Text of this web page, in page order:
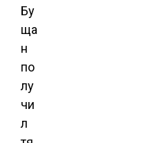
Бу
ща
н
по
лу
чи
л